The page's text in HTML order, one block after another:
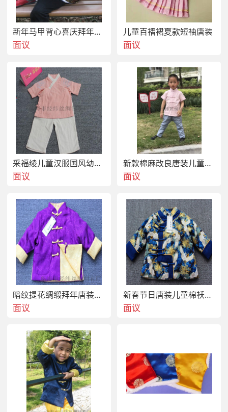
新年马甲背心喜庆拜年服舞台表演出服
面议
儿童百褶裙夏款短袖唐装
面议
采福绫儿童汉服国风幼儿园校服
面议
新款棉麻改良唐装儿童撞色套装
面议
暗纹提花绸缎拜年唐装双面穿儿童棉服
面议
新春节日唐装儿童棉袄拜年服装
面议